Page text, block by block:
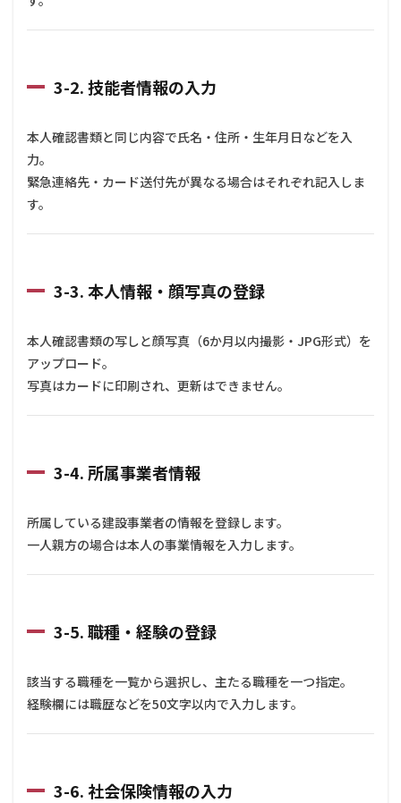
3-2. 技能者情報の入力
本人確認書類と同じ内容で氏名・住所・生年月日などを入
力。
緊急連絡先・カード送付先が異なる場合はそれぞれ記入しま
す。
3-3. 本人情報・顔写真の登録
本人確認書類の写しと顔写真（6か月以内撮影・JPG形式）を
アップロード。
写真はカードに印刷され、更新はできません。
3-4. 所属事業者情報
所属している建設事業者の情報を登録します。
一人親方の場合は本人の事業情報を入力します。
3-5. 職種・経験の登録
該当する職種を一覧から選択し、主たる職種を一つ指定。
経験欄には職歴などを50文字以内で入力します。
3-6. 社会保険情報の入力